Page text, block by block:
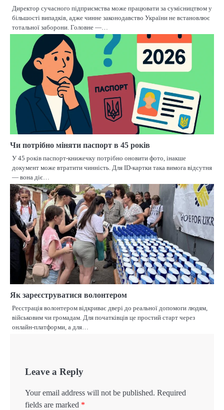
Директор сучасного підприємства може працювати за сумісництвом у
більшості випадків, адже чинне законодавство України не встановлює
тотальної заборони. Головне —…
Чи потрібно міняти паспорт в 45 років
У 45 років паспорт-книжечку потрібно оновити фото, інакше
документ може втратити чинність. Для ID-картки така вимога відсутня
— вона діє…
Як зареєструватися волонтером
Реєстрація волонтером відкриває двері до реальної допомоги людям,
військовим чи громадам. Для початківців це простий старт через
онлайн-платформи, а для…
Leave a Reply
Your email address will not be published. Required
fields are marked *